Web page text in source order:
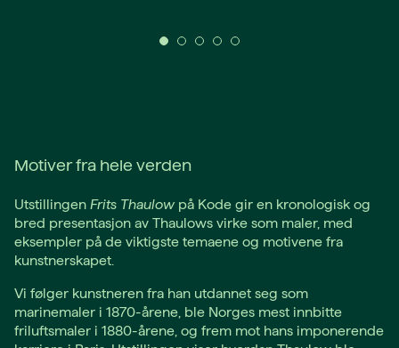
Motiver fra hele verden
Utstillingen Frits Thaulowpå Kode gir en kronologisk og
bred presentasjon av Thaulows virke som maler, med
eksempler på de viktigste temaene og motivene fra
kunstnerskapet.
Vi følger kunstneren fra han utdannet seg som
marinemaler i 1870-årene, ble Norges mest innbitte
friluftsmaler i 1880-årene, og frem mot hans imponerende